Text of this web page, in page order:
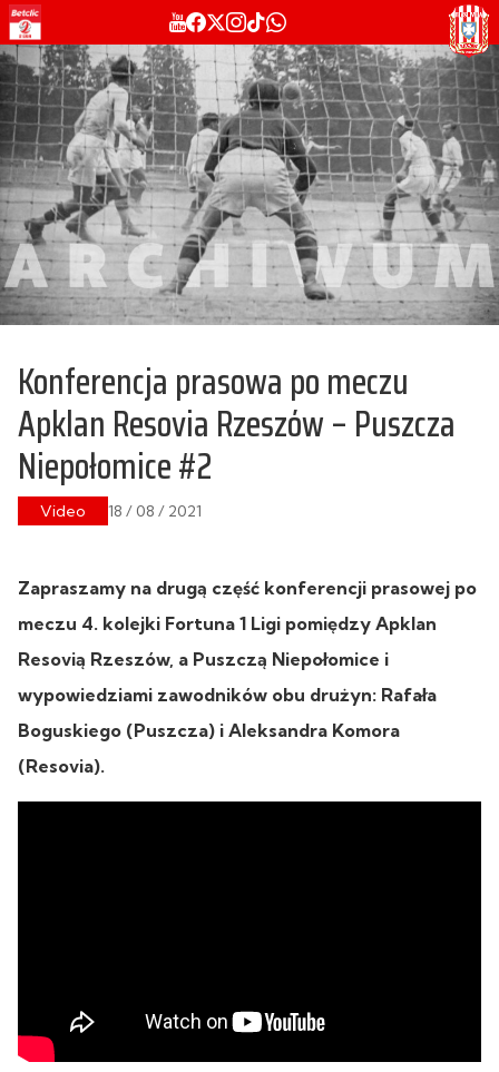
Konferencja prasowa po meczu
Apklan Resovia Rzeszów – Puszcza
Niepołomice #2
Video 18 / 08 / 2021
Zapraszamy na drugą część konferencji prasowej po
meczu 4. kolejki Fortuna 1 Ligi pomiędzy Apklan
Resovią Rzeszów, a Puszczą Niepołomice i
wypowiedziami zawodników obu drużyn: Rafała
Boguskiego (Puszcza) i Aleksandra Komora
(Resovia).